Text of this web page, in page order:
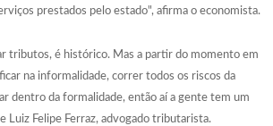
prestados pelo estado", afirma o economista.
tributos, é histórico. Mas a partir do momento em
na informalidade, correr todos os riscos da
dentro da formalidade, então aí a gente tem um
Luiz Felipe Ferraz, advogado tributarista.